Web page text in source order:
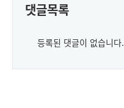
댓글목록
등록된 댓글이 없습니다.